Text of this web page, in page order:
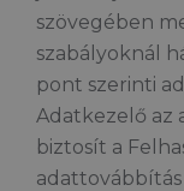
szövegében
szabályoknál
pont szerinti
Adatkezelő az
biztosít a